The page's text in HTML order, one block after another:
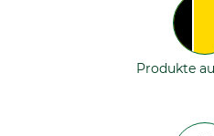
Produkte